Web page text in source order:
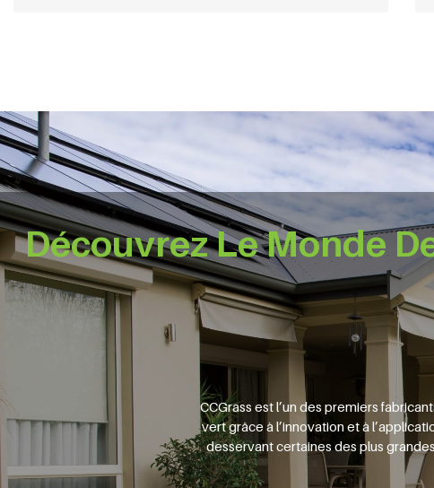
Découvrez Le Monde
CCGrass est l’un des premiers
vert grâce à l’innovation et à
desservant certaines des plus